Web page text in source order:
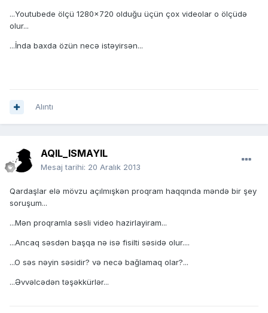
...Youtubede ölçü 1280x720 olduğu üçün çox videolar o ölçüdə
olur...
...İnda baxda özün necə istəyirsən...
Alıntı
AQIL_ISMAYIL
Mesaj tarihi: 20 Aralık 2013
Qardaşlar elə mövzu açılmışkən proqram haqqında məndə bir şey
soruşum...
...Mən proqramla səsli video hazirlayiram...
...Ancaq səsdən başqa nə isə fisilti səsidə olur....
...O səs nəyin səsidir? və necə bağlamaq olar?...
...Əvvəlcədən təşəkkürlər...